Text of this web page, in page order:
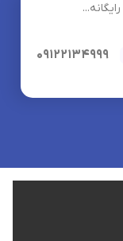
09122134999